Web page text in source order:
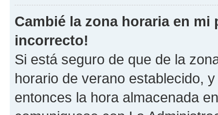
Cambié la zona horaria en
incorrecto!
Si está seguro de que de la
horario de verano establecido,
entonces la hora almacenada